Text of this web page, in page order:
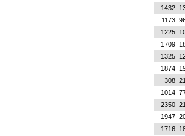
1432
1173
1225
1709
1325
1874
308
1014
2350
1947
1716